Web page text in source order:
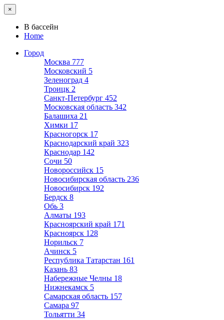
×
В бассейн
Home
Город
Москва 777
Московский 5
Зеленоград 4
Троицк 2
Санкт-Петербург 452
Московская область 342
Балашиха 21
Химки 17
Красногорск 17
Краснодарский край 323
Краснодар 142
Сочи 50
Новороссийск 15
Новосибирская область 236
Новосибирск 192
Бердск 8
Обь 3
Алматы 193
Красноярский край 171
Красноярск 128
Норильск 7
Ачинск 5
Республика Татарстан 161
Казань 83
Набережные Челны 18
Нижнекамск 5
Самарская область 157
Самара 97
Тольятти 34